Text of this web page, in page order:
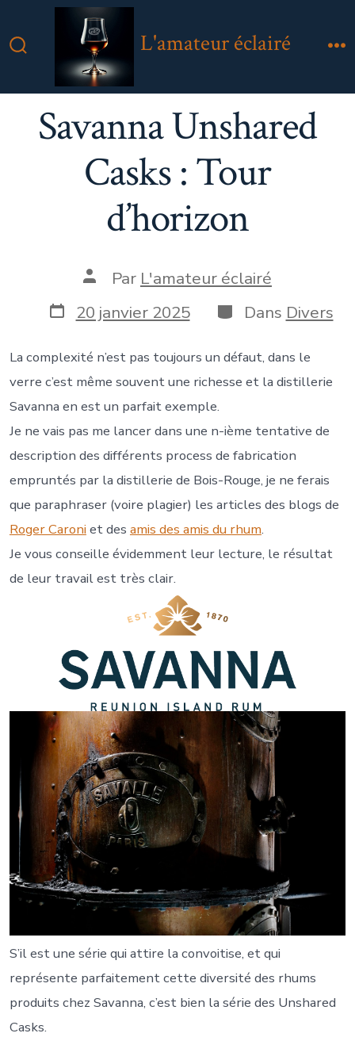
au
Bascule
Rechercher
L'amateur éclairé
Savanna Unshared
Casks : Tour
d’horizon
Auteur
la
publication
Par L'amateur éclairé
Date
de
20 janvier 2025 Catégories
Dans Divers
La complexité n’est pas toujours un défaut, dans le
verre c’est même souvent une richesse et la distillerie
Savanna en est un parfait exemple.
Je ne vais pas me lancer dans une n-ième tentative de
description des différents process de fabrication
empruntés par la distillerie de Bois-Rouge, je ne ferais
que paraphraser (voire plagier) les articles des blogs de
Roger Caroni et des amis des amis du rhum.
Je vous conseille évidemment leur lecture, le résultat
de leur travail est très clair.
S’il est une série qui attire la convoitise, et qui
représente parfaitement cette diversité des rhums
produits chez Savanna, c’est bien la série des Unshared
Casks.